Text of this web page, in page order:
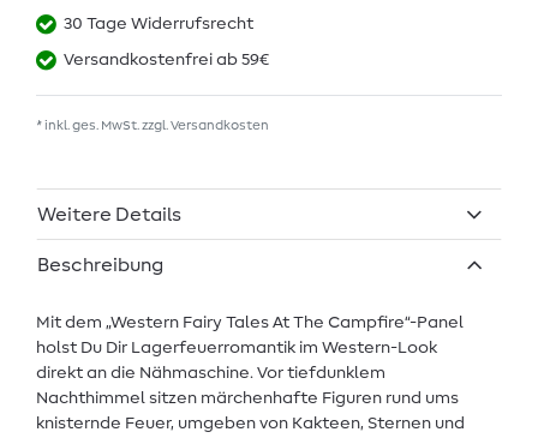
30 Tage Widerrufsrecht
Versandkostenfrei ab 59€
* inkl. ges. MwSt. zzgl.Versandkosten
Weitere Details
Beschreibung
Mit dem „Western Fairy Tales At The Campfire“-Panel
holst Du Dir Lagerfeuerromantik im Western-Look
direkt an die Nähmaschine. Vor tiefdunklem
Nachthimmel sitzen märchenhafte Figuren rund ums
knisternde Feuer, umgeben von Kakteen, Sternen und